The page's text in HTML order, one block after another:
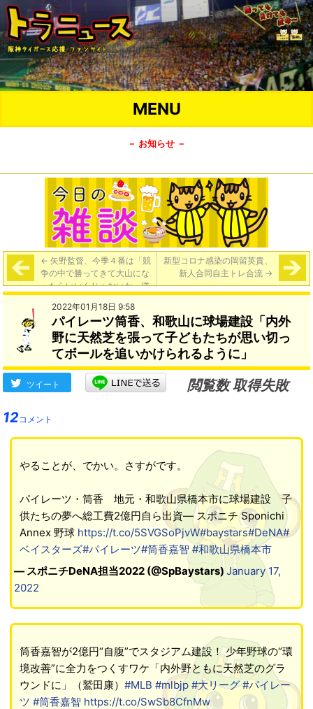
MENU
－ お知らせ －
← 矢野監督、今季４番は「競
争の中で勝ってきて大山にな
ったらいいんじゃないか。逆
に輝が、いやいや大山さん、
僕がいきますよとなったら、
この争いがチームを強くす
る」
新型コロナ感染の岡留英貴、
新人合同自主トレ合流 →
2022年01月18日 9:58
パイレーツ筒香、和歌山に球場建設「内外
野に天然芝を張って子どもたちが思い切っ
てボールを追いかけられるように」
ツイート
閲覧数 取得失敗
12コメント
やることが、でかい。さすがです。
パイレーツ・筒香 地元・和歌山県橋本市に球場建設 子
供たちの夢へ総工費2億円自ら出資― スポニチ Sponichi
Annex 野球 https://t.co/5SVGSoPjvW#baystars#DeNA#
ベイスターズ#パイレーツ#筒香嘉智 #和歌山県橋本市
— スポニチDeNA担当2022 (@SpBaystars)January 17,
2022
筒香嘉智が2億円“自腹”でスタジアム建設！ 少年野球の“環
境改善”に全力をつくすワケ「内外野ともに天然芝のグラ
ウンドに」（鷲田康） #MLB #mlbjp #大リーグ #パイレー
ツ #筒香嘉智 https://t.co/SwSb8CfnMw